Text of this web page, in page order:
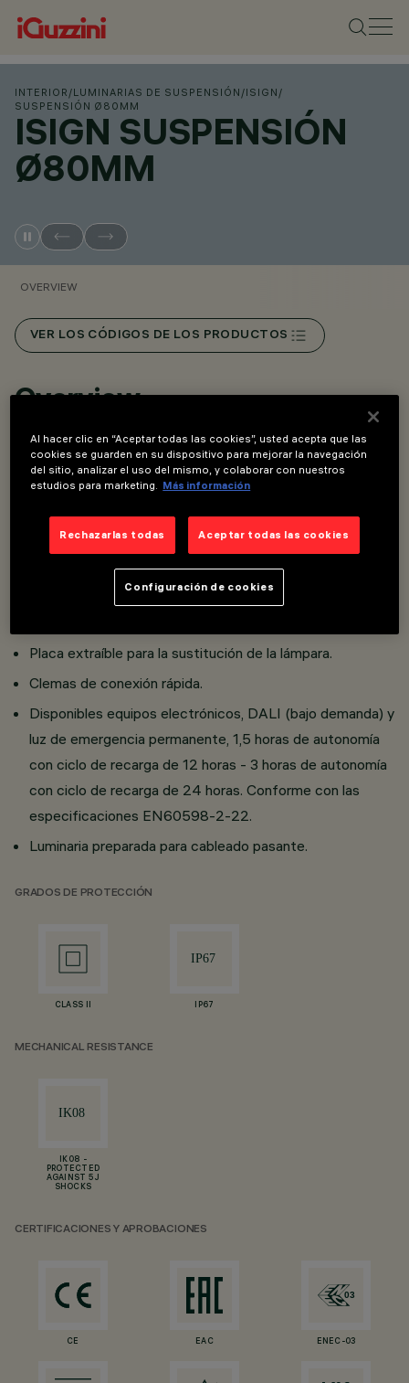
INTERIOR /LUMINARIAS DE SUSPENSIÓN /ISIGN /
SUSPENSIÓN Ø80MM
ISIGN SUSPENSIÓN
Ø80MM
OVERVIEW
VER LOS CÓDIGOS DE LOS PRODUCTOS
Overview
Luminaria con emisión difusa.
Cuerpo y cabezales realizados en policarbonato,
El doble prensacables M24 permite utilizar cables
eléctricos Dmáx=15,5mm.
Enganche de los cabezales mediante clip de acero
Placa extraíble para la sustitución de la lámpara.
Clemas de conexión rápida.
Disponibles equipos electrónicos, DALI (bajo demanda) y
luz de emergencia permanente, 1,5 horas de autonomía
con ciclo de recarga de 12 horas - 3 horas de autonomía
con ciclo de recarga de 24 horas. Conforme con las
especificaciones EN60598-2-22.
Luminaria preparada para cableado pasante.
GRADOS DE PROTECCIÓN
CLASS II IP67
MECHANICAL RESISTANCE
IK08 -
PROTECTED
AGAINST 5 J
SHOCKS
CERTIFICACIONES Y APROBACIONES
CE EAC ENEC-03
Al hacer clic en “Aceptar todas las cookies”, usted acepta que las
cookies se guarden en su dispositivo para mejorar la navegación
del sitio, analizar el uso del mismo, y colaborar con nuestros
estudios para marketing.
Más información
Rechazarlas todas Aceptar todas las cookies
Configuración de cookies